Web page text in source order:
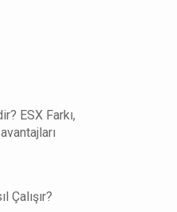
ESX Farkı,
Çalışır?